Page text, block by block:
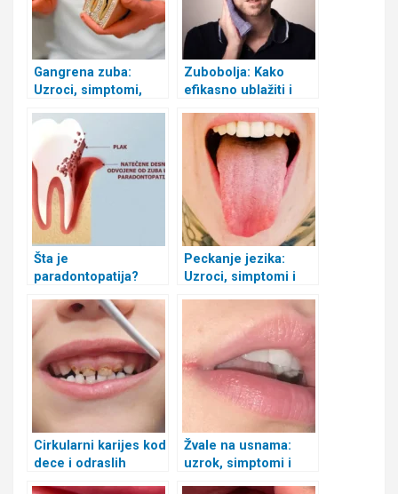
Gangrena zuba:
Uzroci, simptomi,
Zubobolja: Kako
efikasno ublažiti i
zubima
Šta je
paradontopatija?
lečenje
Peckanje jezika:
Uzroci, simptomi i
Cirkularni karijes kod
dece i odraslih
Žvale na usnama:
uzrok, simptomi i